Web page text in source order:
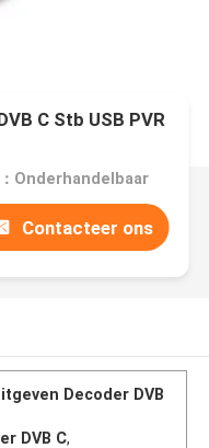
C Stb USB PVR
Onderhandelbaar
Contacteer ons
Decoder DVB
DVB C,